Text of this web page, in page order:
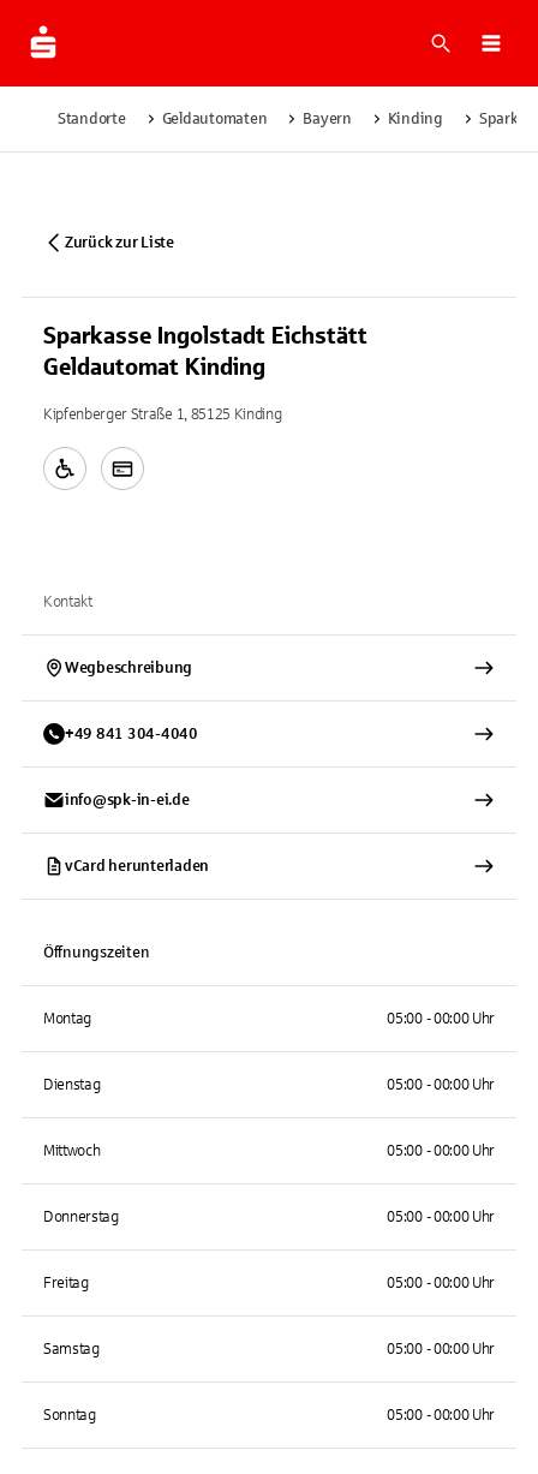
Suche
Standorte Geldautomaten Bayern Kinding
Zurück zur Liste
Sparkasse Ingolstadt Eichstätt
Geldautomat Kinding
Kipfenberger Straße 1, 85125 Kinding
Kontakt
Wegbeschreibung
+49 841 304-4040
info@spk-in-ei.de
vCard herunterladen
Öffnungszeiten
Montag 05:00 - 00:00 Uhr
Dienstag 05:00 - 00:00 Uhr
Mittwoch 05:00 - 00:00 Uhr
Donnerstag 05:00 - 00:00 Uhr
Freitag 05:00 - 00:00 Uhr
Samstag 05:00 - 00:00 Uhr
Sonntag 05:00 - 00:00 Uhr